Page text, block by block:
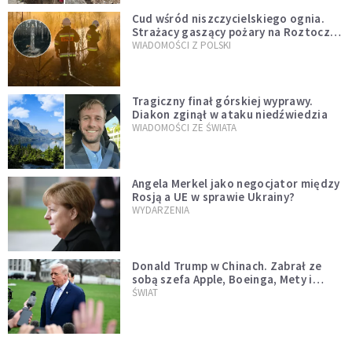
Cud wśród niszczycielskiego ognia.
Strażacy gaszący pożary na Roztoczu
opublikowali niezwykłe zdjęcie
WIADOMOŚCI Z POLSKI
Tragiczny finał górskiej wyprawy.
Diakon zginął w ataku niedźwiedzia
WIADOMOŚCI ZE ŚWIATA
Angela Merkel jako negocjator między
Rosją a UE w sprawie Ukrainy?
WYDARZENIA
Donald Trump w Chinach. Zabrał ze
sobą szefa Apple, Boeinga, Mety i
Muska
ŚWIAT